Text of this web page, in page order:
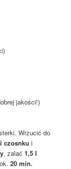
jakości!)
Wrzucić do
czosnku i
, zalać1,5 l
ok.20 min.